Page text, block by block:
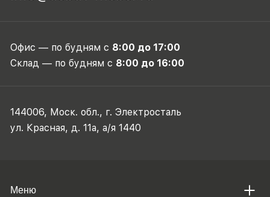
Офис — по будням с 8:00 до 17:00
Склад — по будням с 8:00 до 16:00
144006, Моск. обл., г. Электросталь
ул. Красная, д. 11а, а/я 1440
Меню